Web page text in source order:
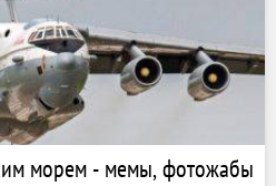
морем - мемы, фотожабы